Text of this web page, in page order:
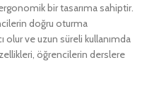
bir tasarıma sahiptir.
doğru oturma
olur ve uzun süreli kullanımda
öğrencilerin derslere